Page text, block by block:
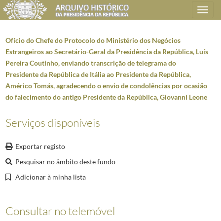
Toggle
navigation
Plano de classificação
Presidência da República
0512
Correspondência para ou de altas individualidades estrangeiras
000197Ofício do Chefe do Protocolo do Ministério dos Negócios
000198
Ofício do Chefe do Protocolo do Ministério dos Negócios
000201Ofício do Chefe do Protocolo do Ministério dos Negócios
Ofício do Chefe do Protocolo do Ministério dos Negócios
Estrangeiros ao Secretário-Geral da Presidência da República, Luís
Pereira Coutinho, enviando transcrição de telegrama do
Presidente da República de Itália ao Presidente da República,
Américo Tomás, agradecendo o envio de condolências por ocasião
do falecimento do antigo Presidente da República, Giovanni Leone
Serviços disponíveis
Exportar registo
Pesquisar no âmbito deste fundo
Adicionar à minha lista
Consultar no telemóvel